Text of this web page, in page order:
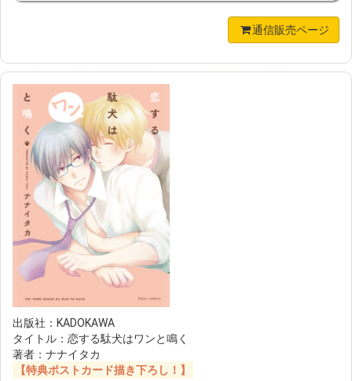
通信販売ページ
出版社：KADOKAWA
タイトル：恋する駄犬はワンと鳴く
著者：ナナイタカ
【特典ポストカード描き下ろし！】